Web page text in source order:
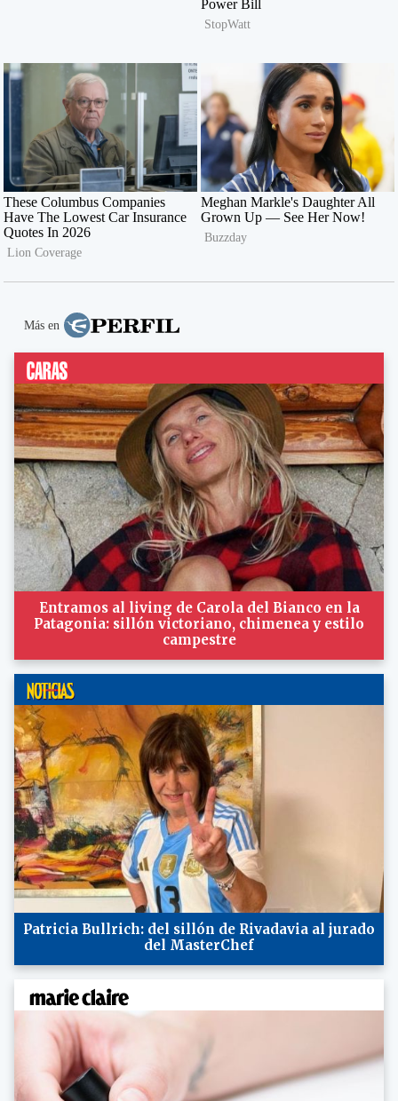
Más en
Entramos al living de Carola del Bianco en la
Patagonia: sillón victoriano, chimenea y estilo
campestre
Patricia Bullrich: del sillón de Rivadavia al jurado
del MasterChef